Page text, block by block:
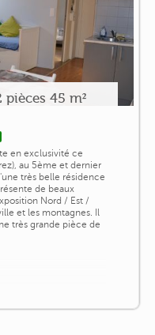
45 m²
en exclusivité ce
au 5ème et dernier
très belle résidence
de beaux
Nord / Est /
et les montagnes. Il
très grande pièce de